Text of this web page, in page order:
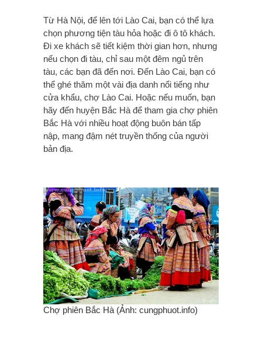
Từ Hà Nội, để lên tới Lào Cai, bạn có thể lựa
chọn phương tiện tàu hỏa hoặc đi ô tô khách.
Đi xe khách sẽ tiết kiệm thời gian hơn, nhưng
nếu chọn đi tàu, chỉ sau một đêm ngủ trên
tàu, các bạn đã đến nơi. Đến Lào Cai, bạn có
thể ghé thăm một vài địa danh nổi tiếng như
cửa khẩu, chợ Lào Cai. Hoặc nếu muốn, bạn
hãy đến huyện Bắc Hà để tham gia chợ phiên
Bắc Hà với nhiều hoạt động buôn bán tấp
nập, mang đậm nét truyền thống của người
bản địa.
Chợ phiên Bắc Hà (Ảnh: cungphuot.info)